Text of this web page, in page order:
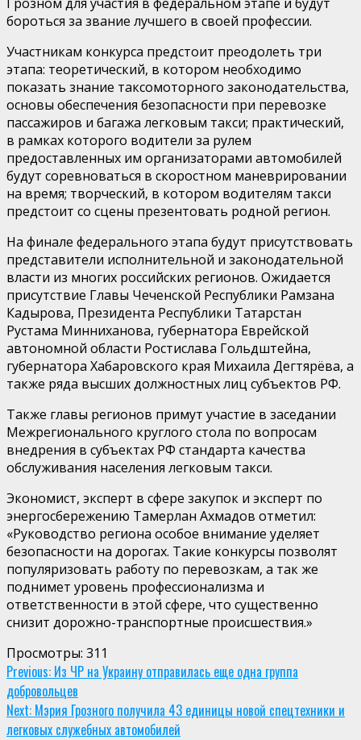
бороться за звание лучшего в своей профессии.
Участникам конкурса предстоит преодолеть три
этапа: теоретический, в котором необходимо
показать знание таксомоторного законодательства,
основы обеспечения безопасности при перевозке
пассажиров и багажа легковым такси; практический,
в рамках которого водители за рулем
предоставленных им организаторами автомобилей
будут соревноваться в скоростном маневрировании
на время; творческий, в котором водителям такси
предстоит со сцены презентовать родной регион.
На финале федерального этапа будут присутствовать
представители исполнительной и законодательной
власти из многих российских регионов. Ожидается
присутствие Главы Чеченской Республики Рамзана
Кадырова, Президента Республики Татарстан
Рустама Минниханова, губернатора Еврейской
автономной области Ростислава Гольдштейна,
губернатора Хабаровского края Михаила Дегтярёва, а
также ряда высших должностных лиц субъектов РФ.
Также главы регионов примут участие в заседании
Межрегионального круглого стола по вопросам
внедрения в субъектах РФ стандарта качества
обслуживания населения легковым такси.
Экономист, эксперт в сфере закупок и эксперт по
энергосбережению Тамерлан Ахмадов отметил:
«Руководство региона особое внимание уделяет
безопасности на дорогах. Такие конкурсы позволят
популяризовать работу по перевозкам, а так же
поднимет уровень профессионализма и
ответственности в этой сфере, что существенно
снизит дорожно-транспортные происшествия.»
Просмотры: 311
Continue
Reading
Previous: Из ЧР на Украину отправилась еще одна группа
добровольцев
Next: Мэрия Грозного получила 43 единицы новой спецтехники и
легковых служебных автомобилей